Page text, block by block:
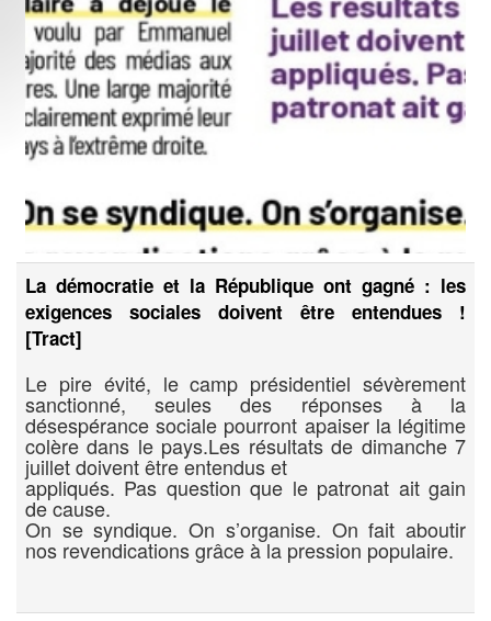
La démocratie et la République ont gagné : les
exigences sociales doivent être entendues !
[Tract]
Le pire évité, le camp présidentiel sévèrement
sanctionné, seules des réponses à la
désespérance sociale pourront apaiser la légitime
colère dans le pays.Les résultats de dimanche 7
juillet doivent être entendus et
appliqués. Pas question que le patronat ait gain
de cause.
On se syndique. On s’organise. On fait aboutir
nos revendications grâce à la pression populaire.